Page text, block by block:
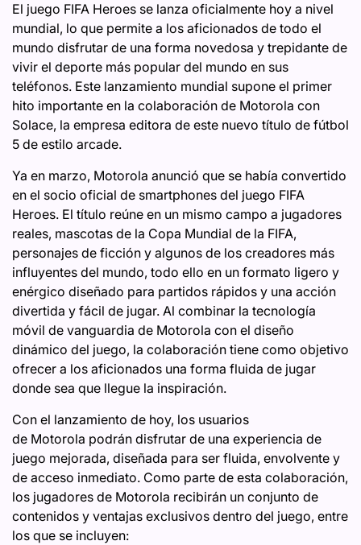
El juego FIFA Heroes se lanza oficialmente hoy a nivel
mundial, lo que permite a los aficionados de todo el
mundo disfrutar de una forma novedosa y trepidante de
vivir el deporte más popular del mundo en sus
teléfonos. Este lanzamiento mundial supone el primer
hito importante en la colaboración de Motorola con
Solace, la empresa editora de este nuevo título de fútbol
5 de estilo arcade.
Ya en marzo, Motorola anunció que se había convertido
en el socio oficial de smartphones del juego FIFA
Heroes. El título reúne en un mismo campo a jugadores
reales, mascotas de la Copa Mundial de la FIFA,
personajes de ficción y algunos de los creadores más
influyentes del mundo, todo ello en un formato ligero y
enérgico diseñado para partidos rápidos y una acción
divertida y fácil de jugar. Al combinar la tecnología
móvil de vanguardia de Motorola con el diseño
dinámico del juego, la colaboración tiene como objetivo
ofrecer a los aficionados una forma fluida de jugar
donde sea que llegue la inspiración.
Con el lanzamiento de hoy, los usuarios
de Motorola podrán disfrutar de una experiencia de
juego mejorada, diseñada para ser fluida, envolvente y
de acceso inmediato. Como parte de esta colaboración,
los jugadores de Motorola recibirán un conjunto de
contenidos y ventajas exclusivos dentro del juego, entre
los que se incluyen: